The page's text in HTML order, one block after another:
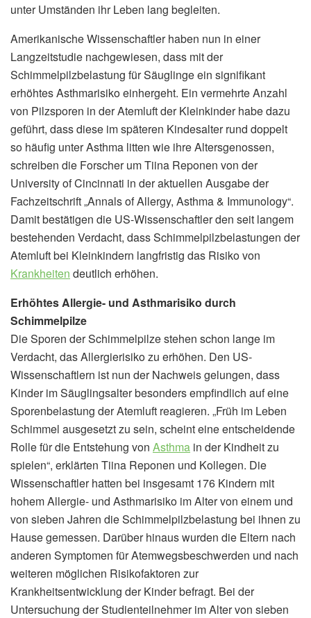
unter Umständen ihr Leben lang begleiten.
Amerikanische Wissenschaftler haben nun in einer
Langzeitstudie nachgewiesen, dass mit der
Schimmelpilzbelastung für Säuglinge ein signifikant
erhöhtes Asthmarisiko einhergeht. Ein vermehrte Anzahl
von Pilzsporen in der Atemluft der Kleinkinder habe dazu
geführt, dass diese im späteren Kindesalter rund doppelt
so häufig unter Asthma litten wie ihre Altersgenossen,
schreiben die Forscher um Tiina Reponen von der
University of Cincinnati in der aktuellen Ausgabe der
Fachzeitschrift „Annals of Allergy, Asthma & Immunology“.
Damit bestätigen die US-Wissenschaftler den seit langem
bestehenden Verdacht, dass Schimmelpilzbelastungen der
Atemluft bei Kleinkindern langfristig das Risiko von
Krankheiten deutlich erhöhen.
Erhöhtes Allergie- und Asthmarisiko durch
Schimmelpilze
Die Sporen der Schimmelpilze stehen schon lange im
Verdacht, das Allergierisiko zu erhöhen. Den US-
Wissenschaftlern ist nun der Nachweis gelungen, dass
Kinder im Säuglingsalter besonders empfindlich auf eine
Sporenbelastung der Atemluft reagieren. „Früh im Leben
Schimmel ausgesetzt zu sein, scheint eine entscheidende
Rolle für die Entstehung von Asthma in der Kindheit zu
spielen“, erklärten Tiina Reponen und Kollegen. Die
Wissenschaftler hatten bei insgesamt 176 Kindern mit
hohem Allergie- und Asthmarisiko im Alter von einem und
von sieben Jahren die Schimmelpilzbelastung bei ihnen zu
Hause gemessen. Darüber hinaus wurden die Eltern nach
anderen Symptomen für Atemwegsbeschwerden und nach
weiteren möglichen Risikofaktoren zur
Krankheitsentwicklung der Kinder befragt. Bei der
Untersuchung der Studienteilnehmer im Alter von sieben